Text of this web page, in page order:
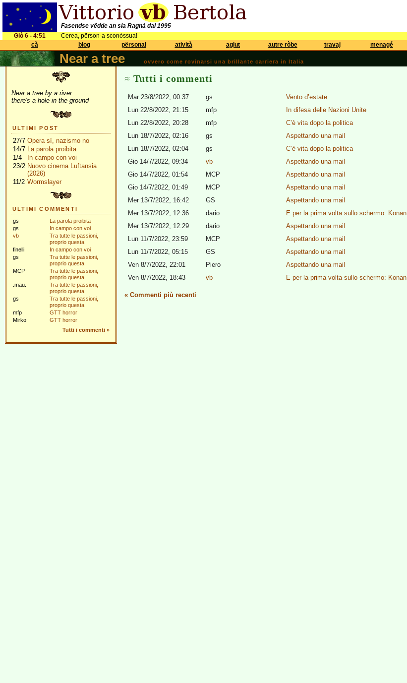
Fasendse vëdde an sla Ragnà dal 1995
Giò 6 - 4:51
Cerea, përson-a sconòssua!
cà
blog përsonal atività agiut autre ròbe travaj menagé
Near a tree ovvero come rovinarsi una brillante carriera in Italia
Near a tree by a river
there's a hole in the ground
ULTIMI POST
27/7 Opera sì, nazismo no
14/7 La parola proibita
1/4
In campo con voi
23/2 Nuovo cinema Luftansia
(2026)
11/2 Wormslayer
ULTIMI COMMENTI
gs
La parola proibita
gs
In campo con voi
vb
Tra tutte le passioni,
proprio questa
finelli
In campo con voi
gs
Tra tutte le passioni,
proprio questa
MCP
Tra tutte le passioni,
proprio questa
.mau.
Tra tutte le passioni,
proprio questa
gs
Tra tutte le passioni,
proprio questa
mfp
GTT horror
Mirko
GTT horror
Tutti i commenti »
Tutti i commenti
Mar 23/8/2022, 00:37 gs
Vento d’estate
Lun 22/8/2022, 21:15
mfp
In difesa delle Nazioni Unite
Lun 22/8/2022, 20:28
mfp
C’è vita dopo la politica
Lun 18/7/2022, 02:16
gs
Aspettando una mail
Lun 18/7/2022, 02:04
gs
C’è vita dopo la politica
Gio 14/7/2022, 09:34
vb
Aspettando una mail
Gio 14/7/2022, 01:54
MCP
Aspettando una mail
Gio 14/7/2022, 01:49
MCP
Aspettando una mail
Mer 13/7/2022, 16:42
GS
Aspettando una mail
Mer 13/7/2022, 12:36
dario
E per la prima volta sullo schermo: Konan
Mer 13/7/2022, 12:29
dario
Aspettando una mail
Lun 11/7/2022, 23:59
MCP
Aspettando una mail
Lun 11/7/2022, 05:15
GS
Aspettando una mail
Ven 8/7/2022, 22:01
Piero
Aspettando una mail
Ven 8/7/2022, 18:43
vb E per la prima volta sullo schermo: Konan
« Commenti più recenti